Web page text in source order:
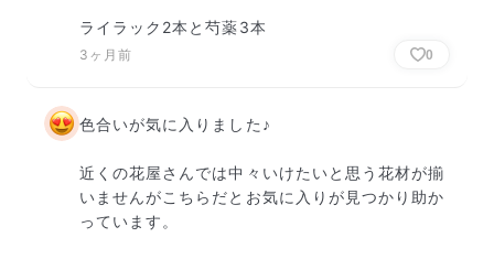
ライラック2本と芍薬3本
3ヶ月前 0
色合いが気に入りました♪
近くの花屋さんでは中々いけたいと思う花材が揃
いませんがこちらだとお気に入りが見つかり助か
っています。